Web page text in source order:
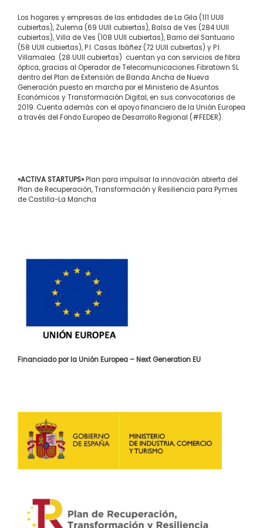
Los hogares y empresas de las entidades de La Gila (111 UUII
cubiertas), Zulema (69 UUII cubiertas), Balsa de Ves (284 UUII
cubiertas), Villa de Ves (108 UUII cubiertas), Barrio del Santuario
(58 UUII cubiertas), P.I. Casas Ibáñez (72 UUII cubiertas) y P.I.
Villamalea (28 UUII cubiertas) cuentan ya con servicios de fibra
óptica, gracias al Operador de Telecomunicaciones Fibratown SL
dentro del Plan de Extensión de Banda Ancha de Nueva
Generación puesto en marcha por el Ministerio de Asuntos
Económicos y Transformación Digital, en sus convocatorias de
2019. Cuenta además con el apoyo financiero de la Unión Europea
a través del Fondo Europeo de Desarrollo Regional (#FEDER).
«ACTIVA STARTUPS»Plan para impulsar la innovación abierta del
Plan de Recuperación, Transformación y Resiliencia para Pymes
de Castilla-La Mancha
Financiado por la Unión Europea – Next Generation EU